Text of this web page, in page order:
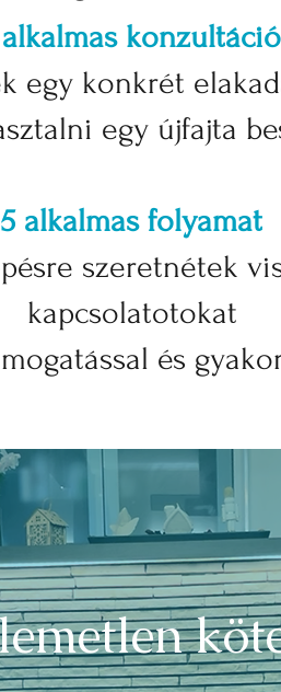
alkalmas konzultáció
egy konkrét
egy újfajta
5 alkalmas folyamat
szeretnétek
kapcsolatotokat
és